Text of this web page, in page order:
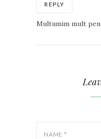
REPLY
Multumim mult
NAME *